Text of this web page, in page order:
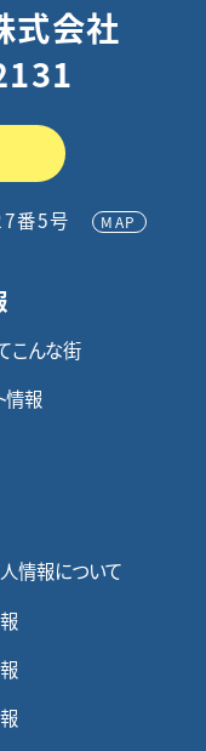
式会社
番5号 MAP
こんな街
情報
情報について